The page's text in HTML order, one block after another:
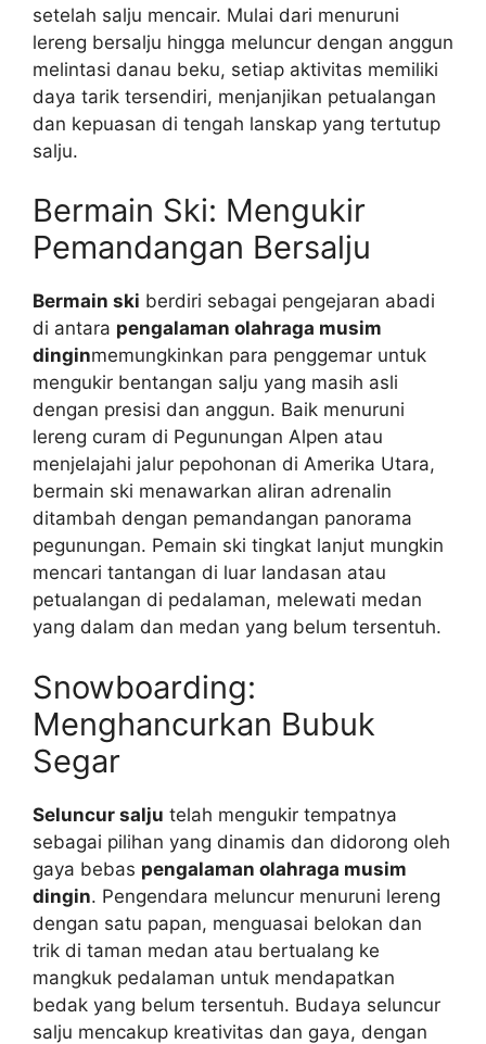
setelah salju mencair. Mulai dari menuruni
lereng bersalju hingga meluncur dengan anggun
melintasi danau beku, setiap aktivitas memiliki
daya tarik tersendiri, menjanjikan petualangan
dan kepuasan di tengah lanskap yang tertutup
salju.
Bermain Ski: Mengukir
Pemandangan Bersalju
Bermain ski berdiri sebagai pengejaran abadi
di antara pengalaman olahraga musim
dinginmemungkinkan para penggemar untuk
mengukir bentangan salju yang masih asli
dengan presisi dan anggun. Baik menuruni
lereng curam di Pegunungan Alpen atau
menjelajahi jalur pepohonan di Amerika Utara,
bermain ski menawarkan aliran adrenalin
ditambah dengan pemandangan panorama
pegunungan. Pemain ski tingkat lanjut mungkin
mencari tantangan di luar landasan atau
petualangan di pedalaman, melewati medan
yang dalam dan medan yang belum tersentuh.
Snowboarding:
Menghancurkan Bubuk
Segar
Seluncur salju telah mengukir tempatnya
sebagai pilihan yang dinamis dan didorong oleh
gaya bebas pengalaman olahraga musim
dingin. Pengendara meluncur menuruni lereng
dengan satu papan, menguasai belokan dan
trik di taman medan atau bertualang ke
mangkuk pedalaman untuk mendapatkan
bedak yang belum tersentuh. Budaya seluncur
salju mencakup kreativitas dan gaya, dengan